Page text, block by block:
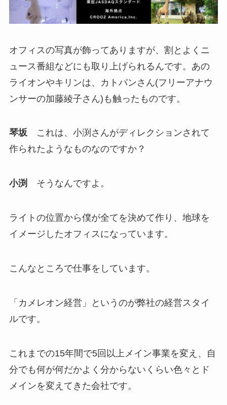
オフィスの写真が飾ってありますが、割とよくニ
ュース番組などにも取り上げられるんです。あの
ライオンやキリンは、カトパンさん(フリーアナウ
ンサーの加藤綾子さん)も触ったものです。
琴坂これは、小渕さんがディレクションされて
作られたようなものなのですか？
小渕 そうなんですよ。
ライトの位置から僕が全てを決めて作り、地球を
イメージしたオフィスになっています。
こんなところで仕事をしています。
「カメレオン経営」というのが弊社の経営スタイ
ルです。
これまでの15年間で5回以上メイン事業を変え、自
分でも何が何だかよく分からないくらい色々とド
メインを変えてきた会社です。